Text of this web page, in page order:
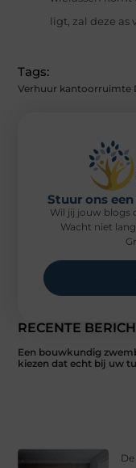
ligt, zal deze as
Tags:
Verhuur kantoorruimte
RECENTE
Een bouwkundig
kiezen dat echt bij uw
Stuur ons
Wil jij jouw blogs
Wacht niet